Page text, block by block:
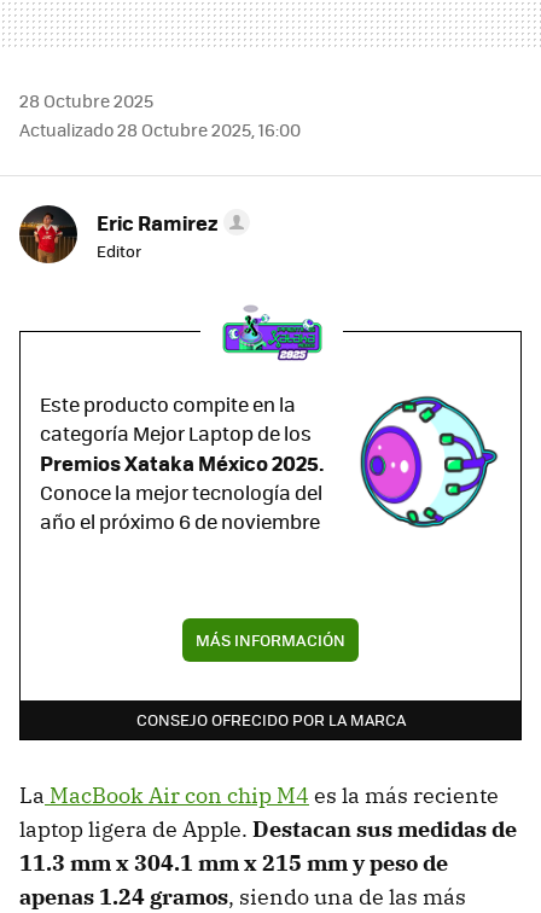
28 Octubre 2025
Actualizado 28 Octubre 2025, 16:00
Eric Ramirez
Editor
Este producto compite en la
categoría Mejor Laptop de los
Premios Xataka México 2025.
Conoce la mejor tecnología del
año el próximo 6 de noviembre
MÁS INFORMACIÓN
CONSEJO OFRECIDO POR LA MARCA
La MacBook Air con chip M4 es la más reciente
laptop ligera de Apple. Destacan sus medidas de
11.3 mm x 304.1 mm x 215 mm y peso de
apenas 1.24 gramos, siendo una de las más